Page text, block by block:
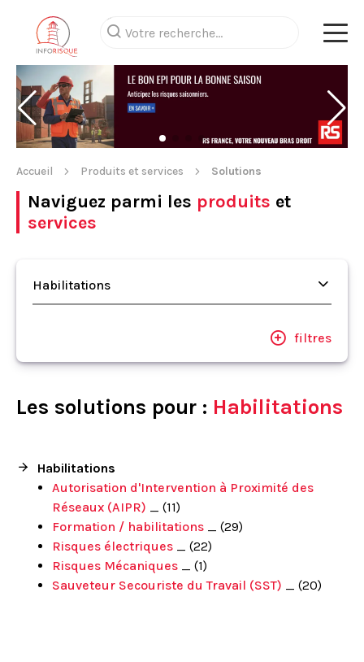
Accueil Produits et services Solutions
Naviguez parmi les produits et
services
Habilitations
filtres
Les solutions pour : Habilitations
Habilitations
Autorisation d'Intervention à Proximité des
Réseaux (AIPR) _ (11)
Formation / habilitations _ (29)
Risques électriques _ (22)
Risques Mécaniques _ (1)
Sauveteur Secouriste du Travail (SST) _ (20)